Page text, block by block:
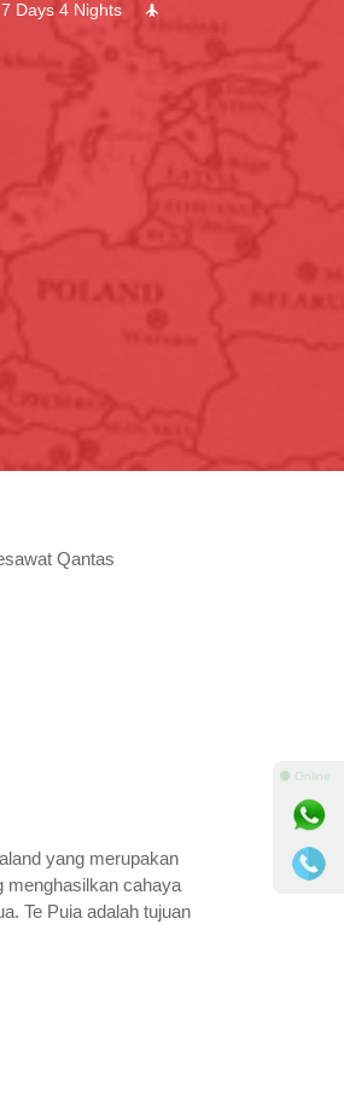
7 Days 4 Nights
Qantas
yang merupakan
menghasilkan cahaya
Te Puia adalah tujuan
⚫ Online